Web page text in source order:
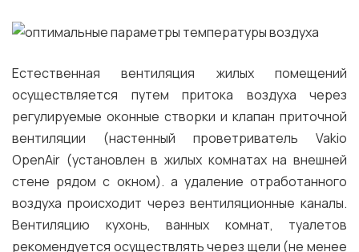
Естественная вентиляция жилых помещений
осуществляется путем притока воздуха через
регулируемые оконные створки и клапан приточной
вентиляции (настенный проветриватель Vakio
OpenAir (установлен в жилых комнатах на внешней
стене рядом с окном). а удаление отработанного
воздуха происходит через вентиляционные каналы.
Вентиляцию кухонь, ванных комнат, туалетов
рекомендуется осуществлять через щели (не менее